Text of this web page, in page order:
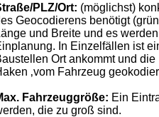
PLZ/Ort: (möglichst)
Geocodierens benötigt
und Breite und es
In Einzelfällen ist
Ort ankommt und
‚vom Fahrzeug
Fahrzeuggröße: Ein
die zu groß sind.